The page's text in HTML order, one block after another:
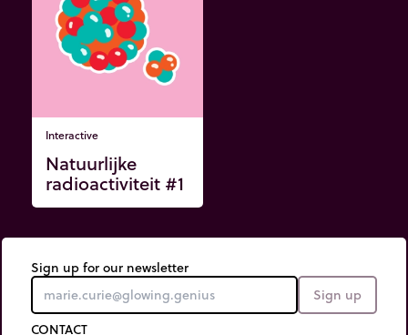
Interactive
Natuurlijke
radioactiviteit #1
Sign up for our newsletter
Sign up
CONTACT